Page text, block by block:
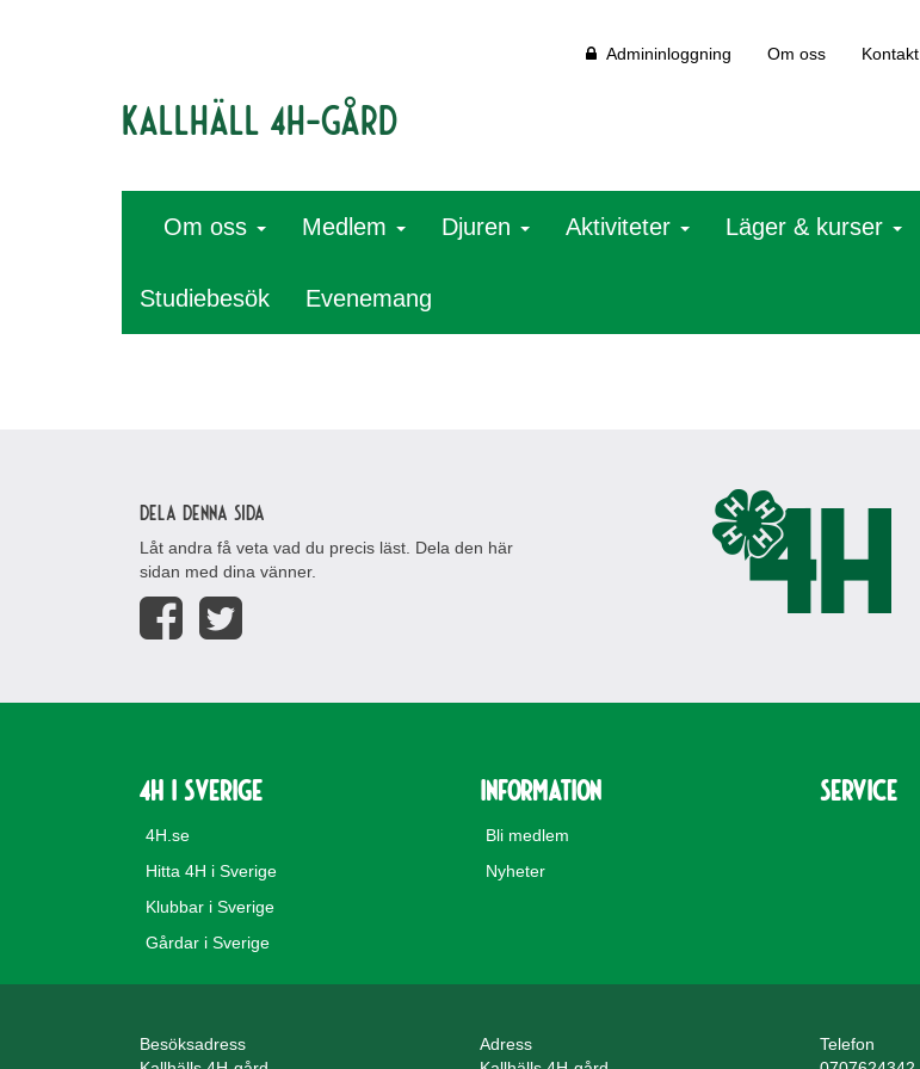
Kallhäll 4H-gård
Admininloggning Om oss Kontakt
Om oss Medlem Djuren Aktiviteter Läger & kurser
Studiebesök Evenemang
Dela denna sida
Låt andra få veta vad du precis läst. Dela den här
sidan med dina vänner.
4H i Sverige
4H.se
Hitta 4H i Sverige
Klubbar i Sverige
Gårdar i Sverige
Information
Bli medlem
Nyheter
Service
Besöksadress
Adress
Telefon